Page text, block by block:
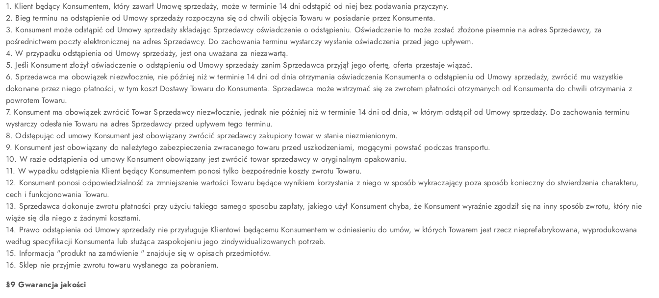
1. Klient będący Konsumentem, który zawarł Umowę sprzedaży, może w terminie 14 dni odstąpić od niej bez podawania przyczyny.
2. Bieg terminu na odstąpienie od Umowy sprzedaży rozpoczyna się od chwili objęcia Towaru w posiadanie przez Konsumenta.
3. Konsument może odstąpić od Umowy sprzedaży składając Sprzedawcy oświadczenie o odstąpieniu. Oświadczenie to może zostać złożone pisemnie na adres Sprzedawcy, za
pośrednictwem poczty elektronicznej na adres Sprzedawcy. Do zachowania terminu wystarczy wysłanie oświadczenia przed jego upływem.
4. W przypadku odstąpienia od Umowy sprzedaży, jest ona uważana za niezawartą.
5. Jeśli Konsument złożył oświadczenie o odstąpieniu od Umowy sprzedaży zanim Sprzedawca przyjął jego ofertę, oferta przestaje wiązać.
6. Sprzedawca ma obowiązek niezwłocznie, nie później niż w terminie 14 dni od dnia otrzymania oświadczenia Konsumenta o odstąpieniu od Umowy sprzedaży, zwrócić mu wszystkie
dokonane przez niego płatności, w tym koszt Dostawy Towaru do Konsumenta. Sprzedawca może wstrzymać się ze zwrotem płatności otrzymanych od Konsumenta do chwili otrzymania z
powrotem Towaru.
7. Konsument ma obowiązek zwrócić Towar Sprzedawcy niezwłocznie, jednak nie później niż w terminie 14 dni od dnia, w którym odstąpił od Umowy sprzedaży. Do zachowania terminu
wystarczy odesłanie Towaru na adres Sprzedawcy przed upływem tego terminu.
8. Odstępując od umowy Konsument jest obowiązany zwrócić sprzedawcy zakupiony towar w stanie niezmienionym.
9. Konsument jest obowiązany do należytego zabezpieczenia zwracanego towaru przed uszkodzeniami, mogącymi powstać podczas transportu.
10. W razie odstąpienia od umowy Konsument obowiązany jest zwrócić towar sprzedawcy w oryginalnym opakowaniu.
11. W wypadku odstąpienia Klient będący Konsumentem ponosi tylko bezpośrednie koszty zwrotu Towaru.
12. Konsument ponosi odpowiedzialność za zmniejszenie wartości Towaru będące wynikiem korzystania z niego w sposób wykraczający poza sposób konieczny do stwierdzenia charakteru,
cech i funkcjonowania Towaru.
13. Sprzedawca dokonuje zwrotu płatności przy użyciu takiego samego sposobu zapłaty, jakiego użył Konsument chyba, że Konsument wyraźnie zgodził się na inny sposób zwrotu, który nie
wiąże się dla niego z żadnymi kosztami.
14. Prawo odstąpienia od Umowy sprzedaży nie przysługuje Klientowi będącemu Konsumentem w odniesieniu do umów, w których Towarem jest rzecz nieprefabrykowana, wyprodukowana
według specyfikacji Konsumenta lub służąca zaspokojeniu jego zindywidualizowanych potrzeb.
15. Informacja "produkt na zamówienie " znajduje się w opisach przedmiotów.
16. Sklep nie przyjmie zwrotu towaru wysłanego za pobraniem.
§9 Gwarancja jakości